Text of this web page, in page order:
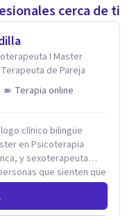
cerca de ti
I Master
de Pareja
Terapia online
clínico bilingüe
en Psicoterapia
y sexoterapeuta
que sienten que
que se desborda,
relaciones que